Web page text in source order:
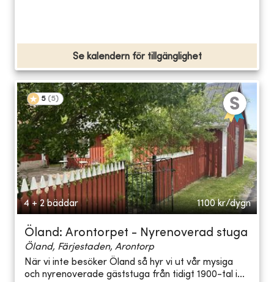
Se kalendern för tillgänglighet
5 (5)
4 + 2 bäddar 1100 kr/dygn
Öland: Arontorpet - Nyrenoverad stuga
Öland, Färjestaden, Arontorp
När vi inte besöker Öland så hyr vi ut vår mysiga
och nyrenoverade gäststuga från tidigt 1900-tal i...